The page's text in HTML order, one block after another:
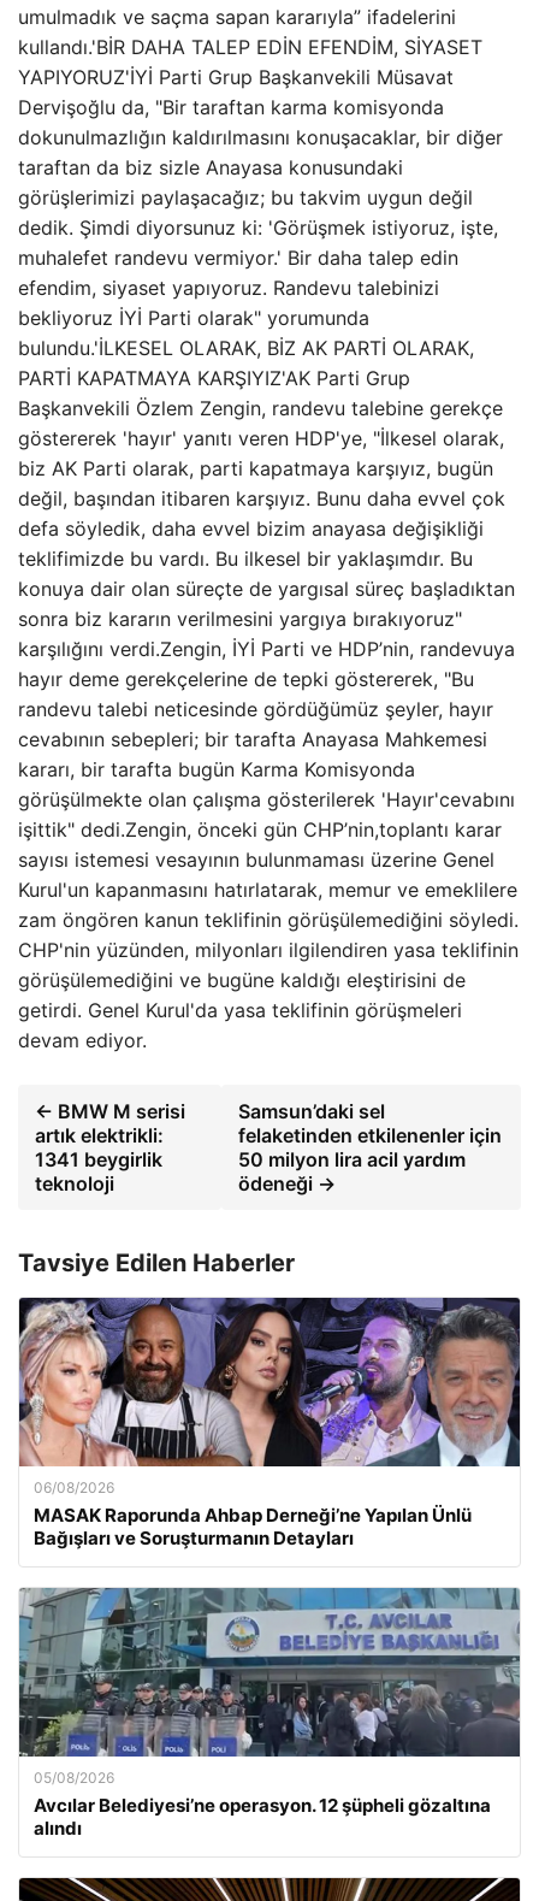
umulmadık ve saçma sapan kararıyla” ifadelerini
kullandı.'BİR DAHA TALEP EDİN EFENDİM, SİYASET
YAPIYORUZ'İYİ Parti Grup Başkanvekili Müsavat
Dervişoğlu da, "Bir taraftan karma komisyonda
dokunulmazlığın kaldırılmasını konuşacaklar, bir diğer
taraftan da biz sizle Anayasa konusundaki
görüşlerimizi paylaşacağız; bu takvim uygun değil
dedik. Şimdi diyorsunuz ki: 'Görüşmek istiyoruz, işte,
muhalefet randevu vermiyor.' Bir daha talep edin
efendim, siyaset yapıyoruz. Randevu talebinizi
bekliyoruz İYİ Parti olarak" yorumunda
bulundu.'İLKESEL OLARAK, BİZ AK PARTİ OLARAK,
PARTİ KAPATMAYA KARŞIYIZ'AK Parti Grup
Başkanvekili Özlem Zengin, randevu talebine gerekçe
göstererek 'hayır' yanıtı veren HDP'ye, "İlkesel olarak,
biz AK Parti olarak, parti kapatmaya karşıyız, bugün
değil, başından itibaren karşıyız. Bunu daha evvel çok
defa söyledik, daha evvel bizim anayasa değişikliği
teklifimizde bu vardı. Bu ilkesel bir yaklaşımdır. Bu
konuya dair olan süreçte de yargısal süreç başladıktan
sonra biz kararın verilmesini yargıya bırakıyoruz"
karşılığını verdi.Zengin, İYİ Parti ve HDP’nin, randevuya
hayır deme gerekçelerine de tepki göstererek, "Bu
randevu talebi neticesinde gördüğümüz şeyler, hayır
cevabının sebepleri; bir tarafta Anayasa Mahkemesi
kararı, bir tarafta bugün Karma Komisyonda
görüşülmekte olan çalışma gösterilerek 'Hayır'cevabını
işittik" dedi.Zengin, önceki gün CHP’nin,toplantı karar
sayısı istemesi vesayının bulunmaması üzerine Genel
Kurul'un kapanmasını hatırlatarak, memur ve emeklilere
zam öngören kanun teklifinin görüşülemediğini söyledi.
CHP'nin yüzünden, milyonları ilgilendiren yasa teklifinin
görüşülemediğini ve bugüne kaldığı eleştirisini de
getirdi. Genel Kurul'da yasa teklifinin görüşmeleri
devam ediyor.
← BMW M serisi
artık elektrikli:
1341 beygirlik
teknoloji
Samsun’daki sel
felaketinden etkilenenler için
50 milyon lira acil yardım
ödeneği →
Tavsiye Edilen Haberler
06/08/2026
MASAK Raporunda Ahbap Derneği’ne Yapılan Ünlü
Bağışları ve Soruşturmanın Detayları
05/08/2026
Avcılar Belediyesi’ne operasyon. 12 şüpheli gözaltına
alındı